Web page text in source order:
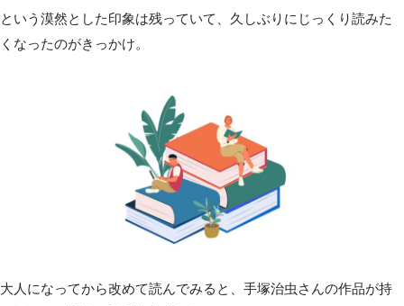
という漠然とした印象は残っていて、久しぶりにじっくり読みた
くなったのがきっかけ。
大人になってから改めて読んでみると、手塚治虫さんの作品が持